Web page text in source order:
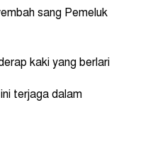
sang Pemeluk
kaki yang berlari
terjaga dalam